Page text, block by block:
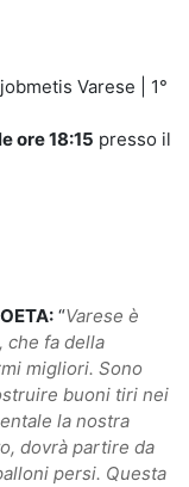
Varese | 1°
ore 18:15 presso il
“Varese è
che fa della
migliori. Sono
buoni tiri nei
la nostra
dovrà partire da
persi. Questa